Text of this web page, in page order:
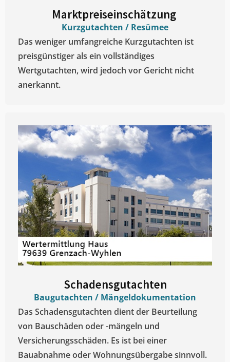
Marktpreiseinschätzung ​
Kurzgutachten / Resümee
Das weniger umfangreiche Kurzgutachten ist
preisgünstiger als ein vollständiges
Wertgutachten, wird jedoch vor Gericht nicht
anerkannt.
Schadensgutachten
Baugutachten / Mängeldokumentation
Das Schadensgutachten dient der Beurteilung
von Bauschäden oder -mängeln und
Versicherungsschäden. Es ist bei einer
Bauabnahme oder Wohnungsübergabe sinnvoll.